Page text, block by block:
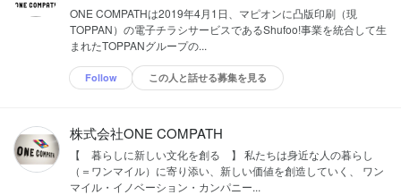
ONE COMPATHは2019年4月1日、マピオンに凸版印刷（現
TOPPAN）の電子チラシサービスであるShufoo!事業を統合して生
まれたTOPPANグループの...
Follow この人と話せる募集を見る
株式会社ONE COMPATH
【 暮らしに新しい文化を創る 】 私たちは身近な人の暮らし
（＝ワンマイル）に寄り添い、新しい価値を創造していく、 ワン
マイル・イノベーション・カンパニー...